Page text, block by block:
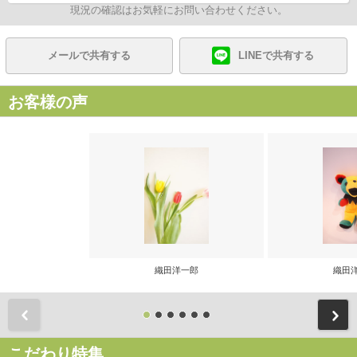
現況の確認はお気軽にお問い合わせください。
メールで共有する LINEで共有する
お客様の声
織田洋一郎 織田